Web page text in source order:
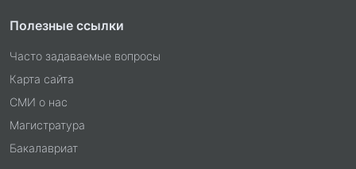
Полезные ссылки
Часто задаваемые вопросы
Карта сайта
СМИ о нас
Магистратура
Бакалавриат